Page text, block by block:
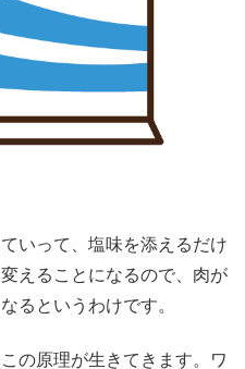
いって、塩味を添えるだけ
えることになるので、肉が
るというわけです。
の原理が生きてきます。ワ